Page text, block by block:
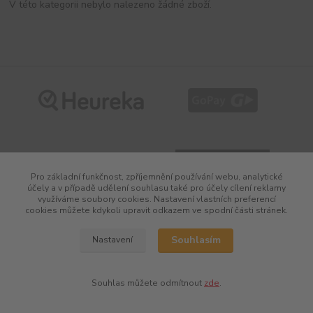
V této kategorii nebylo nalezeno žádné zboží.
Vytvořeno na Eshop-rychle.cz
Pro základní funkčnost, zpříjemnění používání webu, analytické
účely a v případě udělení souhlasu také pro účely cílení reklamy
využíváme soubory cookies. Nastavení vlastních preferencí
cookies můžete kdykoli upravit odkazem ve spodní části stránek.
Nastavení Souhlasím
Souhlas můžete odmítnout zde.